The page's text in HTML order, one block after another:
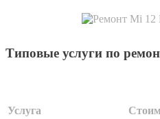
Типовые услуги по
Услуга